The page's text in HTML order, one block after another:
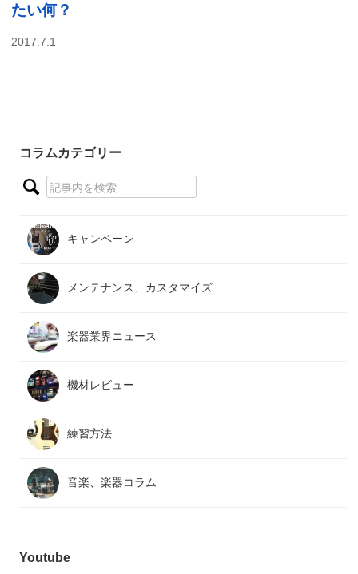
たい何？
2017.7.1
コラムカテゴリー
キャンペーン
メンテナンス、カスタマイズ
楽器業界ニュース
機材レビュー
練習方法
音楽、楽器コラム
Youtube